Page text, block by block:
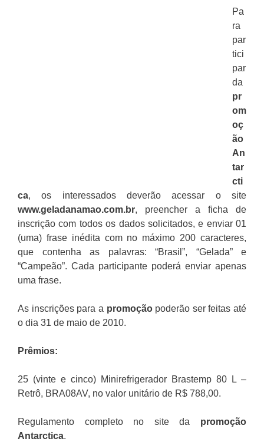
Pa
ra
par
tici
par
da
pr
om
oç
ão
An
tar
cti
ca, os interessados deverão acessar o site
www.geladanamao.com.br, preencher a ficha de
inscrição com todos os dados solicitados, e enviar 01
(uma) frase inédita com no máximo 200 caracteres,
que contenha as palavras: “Brasil”, “Gelada” e
“Campeão”. Cada participante poderá enviar apenas
uma frase.
As inscrições para a promoçãopoderão ser feitas até
o dia 31 de maio de 2010.
Prêmios:
25 (vinte e cinco) Minirefrigerador Brastemp 80 L –
Retrô, BRA08AV, no valor unitário de R$ 788,00.
Regulamento completo no site da promoção
Antarctica.